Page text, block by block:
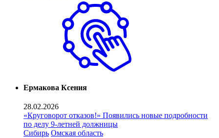
Ермакова Ксения
28.02.2026
«Круговорот отказов!» Появились новые подробности
по делу 9-летней должницы
Сибирь Омская область